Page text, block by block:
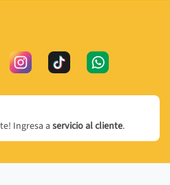
Ingresa a servicio al cliente.